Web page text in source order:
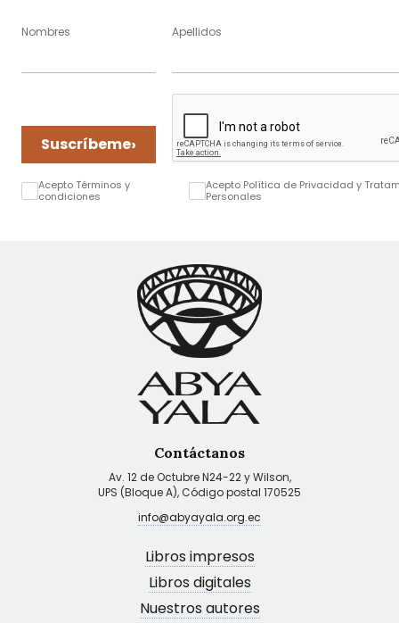
Nombres Apellidos
Suscríbeme›
Acepto Términos y
condiciones
Acepto Política de Privacidad y
Personales
Contáctanos
Av. 12 de Octubre N24-22 y Wilson,
UPS (Bloque A), Código postal 170525
info@abyayala.org.ec
Libros impresos
Libros digitales
Nuestros autores